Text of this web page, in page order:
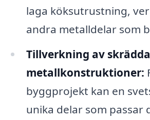
laga köksutrustning,
andra metalldelar som
Tillverkning av
metallkonstruktioner:
byggprojekt kan en
unika delar som passar